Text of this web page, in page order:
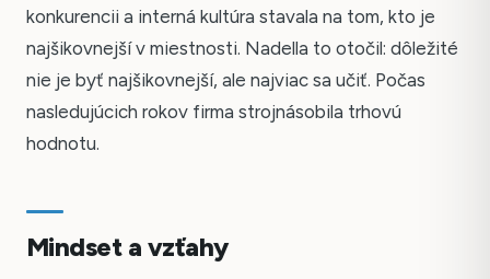
konkurencii a interná kultúra stavala na tom, kto je
najšikovnejší v miestnosti. Nadella to otočil: dôležité
nie je byť najšikovnejší, ale najviac sa učiť. Počas
nasledujúcich rokov firma strojnásobila trhovú
hodnotu.
Mindset a vzťahy